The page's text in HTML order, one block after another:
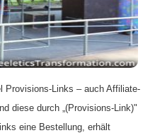
Provisions-Links – auch Affiliate-
diese durch „(Provisions-Link)"
eine Bestellung, erhält